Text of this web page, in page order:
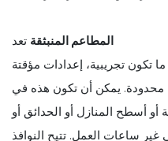
المطاعم المنبثقة تعد
تكون تجريبية، إعدادات مؤقتة
محدودة. يمكن أن تكون هذه في
أسطح المنازل أو الحدائق أو
ساعات العمل. تتيح النوافذ